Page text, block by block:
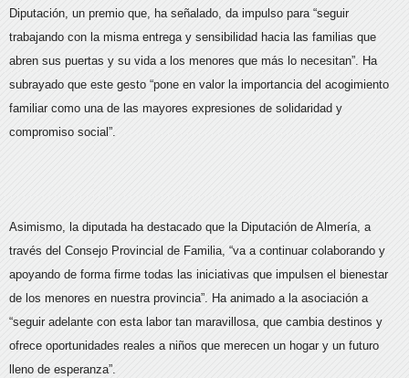
Diputación, un premio que, ha señalado, da impulso para “seguir
trabajando con la misma entrega y sensibilidad hacia las familias que
abren sus puertas y su vida a los menores que más lo necesitan”. Ha
subrayado que este gesto “pone en valor la importancia del acogimiento
familiar como una de las mayores expresiones de solidaridad y
compromiso social”.
Asimismo, la diputada ha destacado que la Diputación de Almería, a
través del Consejo Provincial de Familia, “va a continuar colaborando y
apoyando de forma firme todas las iniciativas que impulsen el bienestar
de los menores en nuestra provincia”. Ha animado a la asociación a
“seguir adelante con esta labor tan maravillosa, que cambia destinos y
ofrece oportunidades reales a niños que merecen un hogar y un futuro
lleno de esperanza”.